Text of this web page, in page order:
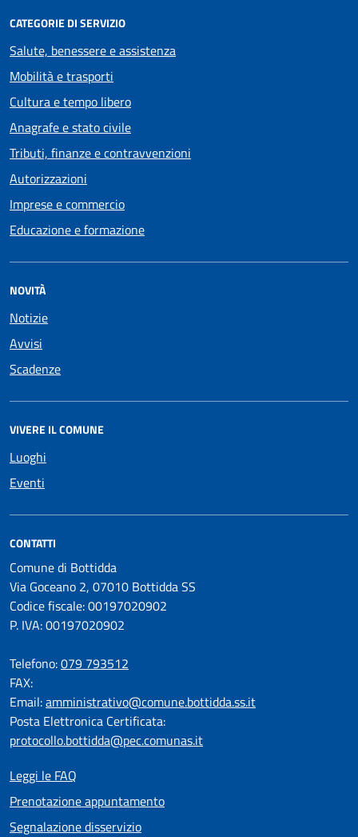
CATEGORIE DI SERVIZIO
Salute, benessere e assistenza
Mobilità e trasporti
Cultura e tempo libero
Anagrafe e stato civile
Tributi, finanze e contravvenzioni
Autorizzazioni
Imprese e commercio
Educazione e formazione
NOVITÀ
Notizie
Avvisi
Scadenze
VIVERE IL COMUNE
Luoghi
Eventi
CONTATTI
Comune di Bottidda
Via Goceano 2, 07010 Bottidda SS
Codice fiscale: 00197020902
P. IVA: 00197020902
Telefono:079 793512
FAX:
Email:amministrativo@comune.bottidda.ss.it
Posta Elettronica Certificata:
protocollo.bottidda@pec.comunas.it
Leggi le FAQ
Prenotazione appuntamento
Segnalazione disservizio